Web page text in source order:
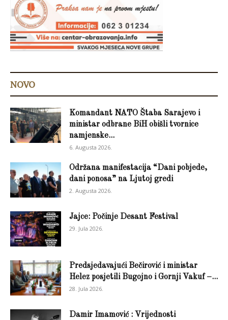
NOVO
Komandant NATO Štaba Sarajevo i
ministar odbrane BiH obišli tvornice
namjenske...
6. Augusta 2026.
Održana manifestacija “Dani pobjede,
dani ponosa” na Ljutoj gredi
2. Augusta 2026.
Jajce: Počinje Desant Festival
29. Jula 2026.
Predsjedavajući Bečirović i ministar
Helez posjetili Bugojno i Gornji Vakuf –...
28. Jula 2026.
Damir Imamović : Vrijednosti